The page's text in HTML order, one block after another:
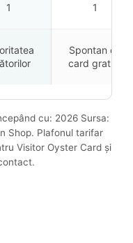
1 1
Spontan cu
card gratuit
cu: 2026 Sursa:
Shop. Plafonul tarifar
Visitor Oyster Card și